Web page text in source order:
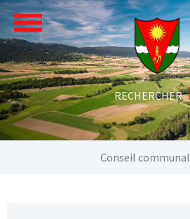
Aller au contenu principal
Conseil communal